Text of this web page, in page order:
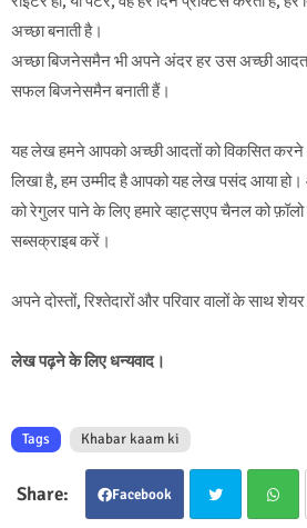
अच्छा बनाती है।
अच्छा बिजनेसमैन भी अपने अंदर हर उस अच्छी आदत
सफल बिजनेसमैन बनाती हैं।
यह लेख हमने आपको अच्छी आदतों को विकसित
लिखा है, हम उम्मीद है आपको यह लेख पसंद आया
को रेगुलर पाने के लिए हमारे व्हाट्सएप चैनल को
सब्सक्राइब करें।
अपने दोस्तों, रिश्तेदारों और परिवार वालों के साथ
लेख पढ़ने के लिए धन्यवाद।
Tags Khabar kaam ki
Facebook